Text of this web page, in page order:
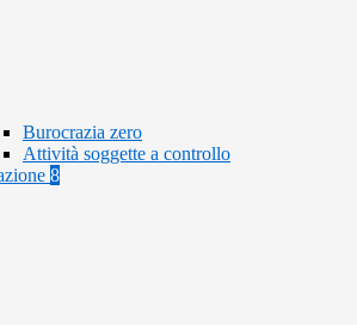
Burocrazia zero
Attività soggette a controllo
8